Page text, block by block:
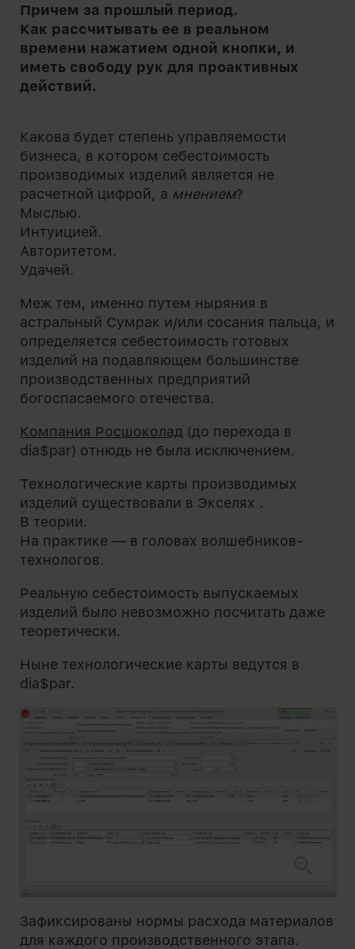
Причем за прошлый период.
Как рассчитывать ее в реальном
времени нажатием одной кнопки, и
иметь свободу рук для проактивных
действий.
Какова будет степень управляемости
бизнеса, в котором себестоимость
производимых изделий является не
расчетной цифрой, а мнением?
Мыслью.
Интуицией.
Авторитетом.
Удачей.
Меж тем, именно путем ныряния в
астральный Сумрак и/или сосания пальца, и
определяется себестоимость готовых
изделий на подавляющем большинстве
производственных предприятий
богоспасаемого отечества.
Компания Росшоколад (до перехода в
dia$par) отнюдь не была исключением.
Технологические карты производимых
изделий существовали в Экселях .
В теории.
На практике — в головах волшебников-
технологов.
Реальную себестоимость выпускаемых
изделий было невозможно посчитать даже
теоретически.
Ныне технологические карты ведутся в
dia$par.
Зафиксированы нормы расхода материалов
для каждого производственного этапа.